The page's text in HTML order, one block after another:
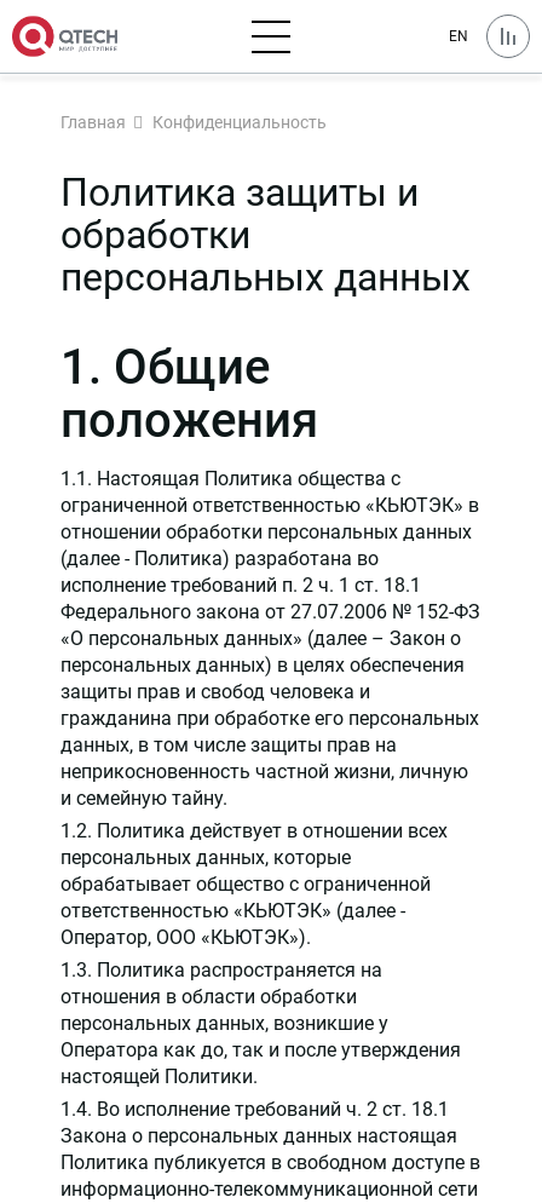
EN
Главная Конфиденциальность
Политика защиты и
обработки
персональных данных
1. Общие
положения
1.1. Настоящая Политика общества с
ограниченной ответственностью «КЬЮТЭК» в
отношении обработки персональных данных
(далее - Политика) разработана во
исполнение требований п. 2 ч. 1 ст. 18.1
Федерального закона от 27.07.2006 № 152-ФЗ
«О персональных данных» (далее – Закон о
персональных данных) в целях обеспечения
защиты прав и свобод человека и
гражданина при обработке его персональных
данных, в том числе защиты прав на
неприкосновенность частной жизни, личную
и семейную тайну.
1.2. Политика действует в отношении всех
персональных данных, которые
обрабатывает общество с ограниченной
ответственностью «КЬЮТЭК» (далее -
Оператор, ООО «КЬЮТЭК»).
1.3. Политика распространяется на
отношения в области обработки
персональных данных, возникшие у
Оператора как до, так и после утверждения
настоящей Политики.
1.4. Во исполнение требований ч. 2 ст. 18.1
Закона о персональных данных настоящая
Политика публикуется в свободном доступе в
информационно-телекоммуникационной сети